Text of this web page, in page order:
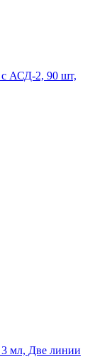
АСД-2, 90 шт,
3 мл, Две линии